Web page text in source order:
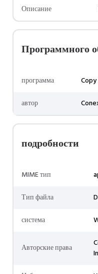
Описание
Программного
программа
автор
подробности
MIME тип
Тип файла
система
Авторские права